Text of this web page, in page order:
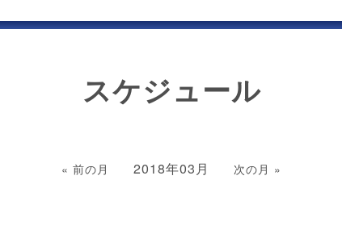
スケジュール
« 前の月 2018年03月 次の月 »